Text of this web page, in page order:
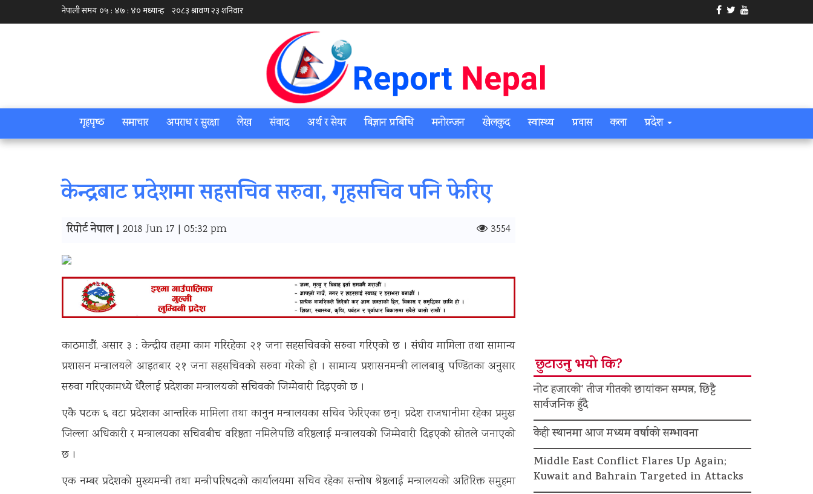
गृहपृष्‍ठ समाचार अपराध र सुरक्षा लेख संवाद अर्थ र सेयर बिज्ञान प्रबिधि मनोरन्जन खेलकुद स्वास्थ्य प्रवास कला प्रदेश
केन्द्रबाट प्रदेशमा सहसचिव सरुवा, गृहसचिव पनि फेरिए
रिपोर्ट नेपाल | 2018 Jun 17 | 05:32 pm 3554
काठमाडौं, असार ३ : केन्द्रीय तहमा काम गरिरहेका २१ जना सहसचिवको सरुवा गरिएको छ । संघीय मामिला तथा सामान्य
प्रशासन मन्त्रालयले आइतबार २१ जना सहसचिवको सरुवा गरेको हो । सामान्य प्रशासनमन्त्री लालबाबु पण्डितका अनुसार
सरुवा गरिएकामध्ये धेरैलाई प्रदेशका मन्त्रालयको सचिवको जिम्मेवारी दिइएको छ ।
एकै पटक ६ वटा प्रदेशका आन्तरिक मामिला तथा कानुन मन्त्रालयका सचिव फेरिएका छन्। प्रदेश राजधानीमा रहेका प्रमुख
जिल्ला अधिकारी र मन्त्रालयका सचिवबीच वरिष्ठता नमिलेपछि वरिष्ठलाई मन्त्रालयको जिम्मेवारी दिइएको स्रोतले जनाएको
छ ।
एक नम्बर प्रदेशको मुख्यमन्त्री तथा मन्त्रीपरिषदको कार्यालयमा सचिव रहेका सन्तोष श्रेष्ठलाई मन्त्रालयको अतिरिक्त समुहमा
छुटाउनु भयो कि?
नोट हजारको’ तीज गीतको छायांकन सम्पन्न, छिट्टै
सार्वजनिक हुँदै
केही स्थानमा आज मध्यम वर्षाको सम्भावना
Middle East Conflict Flares Up Again;
Kuwait and Bahrain Targeted in Attacks